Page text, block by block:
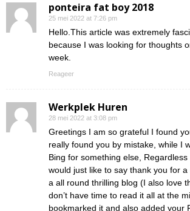
ponteira fat boy 2018
25 mei 2022 at 7:26 pm
Hello.This article was extremely
because I was looking for thoughts
week.
Reageer
Werkplek Huren
28 mei 2022 at 3:08 pm
Greetings I am so grateful I found
really found you by mistake, while I
Bing for something else,
would just like to say thank you for
a all round thrilling blog (I also love
don’t have time to read it all at the
bookmarked it and also added your